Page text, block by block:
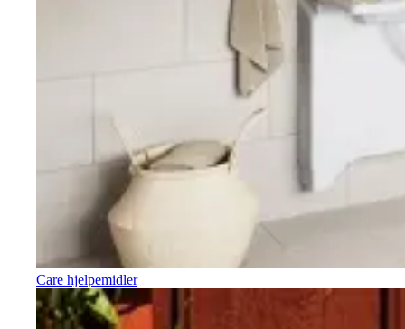
Care hjelpemidler